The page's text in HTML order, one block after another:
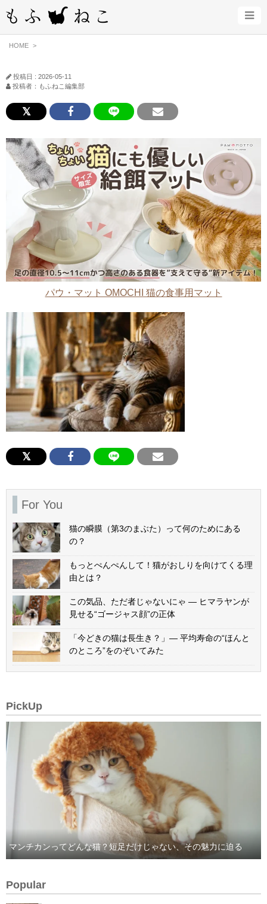
HOME
投稿日 : 2026-05-11
投稿者：もふねこ編集部
パウ・マット OMOCHI 猫の食事用マット
For You
猫の瞬膜（第3のまぶた）って何のためにある
の？
もっとぺんぺんして！猫がおしりを向けてくる理
由とは？
この気品、ただ者じゃないにゃ — ヒマラヤンが
見せる“ゴージャス顔”の正体
「今どきの猫は長生き？」— 平均寿命の“ほんと
のところ”をのぞいてみた
PickUp
マンチカンってどんな猫？短足だけじゃない、その魅力に迫る
Popular